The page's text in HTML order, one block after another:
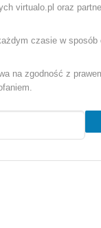
virtualo.pl oraz
czasie w sposób
na zgodność z